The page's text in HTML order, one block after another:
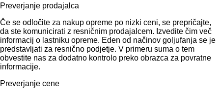
Preverjanje prodajalca
Če se odločite za nakup opreme po nizki ceni, se prepričajte,
da ste komunicirati z resničnim prodajalcem. Izvedite čim več
informacij o lastniku opreme. Eden od načinov goljufanja se je
predstavljati za resnično podjetje. V primeru suma o tem
obvestite nas za dodatno kontrolo preko obrazca za povratne
informacije.
Preverjanje cene